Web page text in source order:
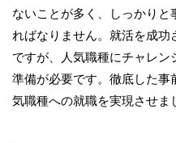
ないことが多く、しっかり
ればなりません。就活を成
ですが、人気職種にチャレ
準備が必要です。徹底した事
気職種への就職を実現させま